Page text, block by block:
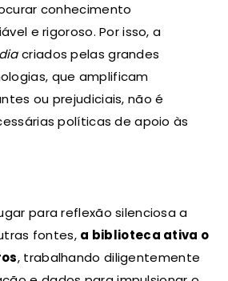
conhecimento
e rigoroso. Por isso, a
criados pelas grandes
que amplificam
ou prejudiciais, não é
políticas de apoio às
para reflexão silenciosa a
fontes, a biblioteca ativa o
, trabalhando diligentemente